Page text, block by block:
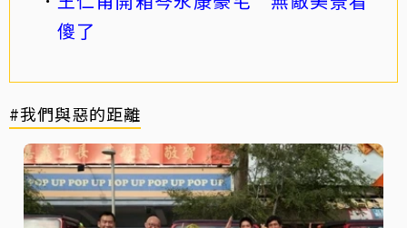
傻了
#我們與惡的距離